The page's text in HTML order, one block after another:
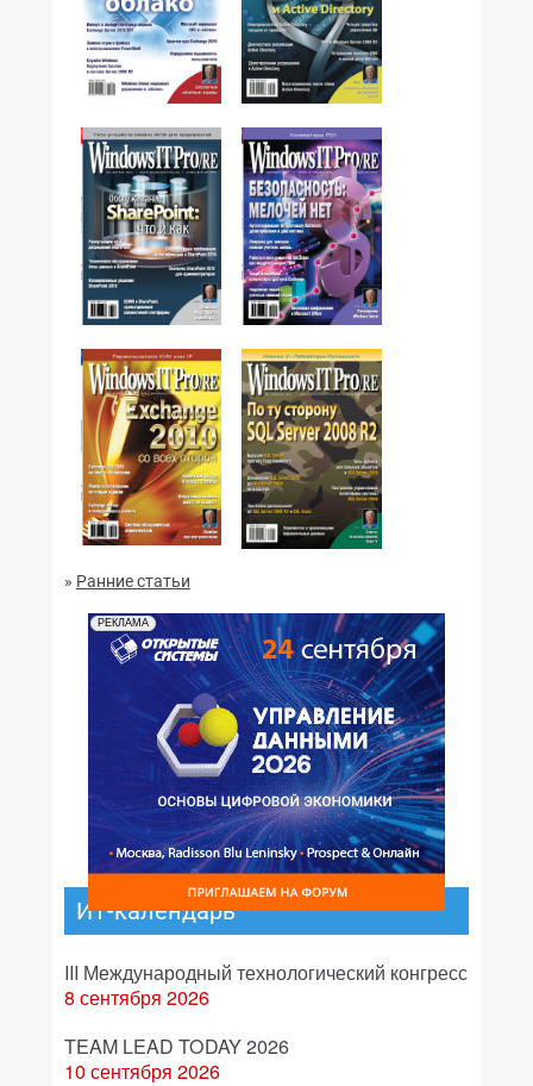
№06,2011 №05,2011
№04,2011 №03,2011
№02,2011 №01,2011
» Ранние статьи
РЕКЛАМА
ИТ-календарь
III Международный технологический конгресс
8 сентября 2026
TEAM LEAD TODAY 2026
10 сентября 2026